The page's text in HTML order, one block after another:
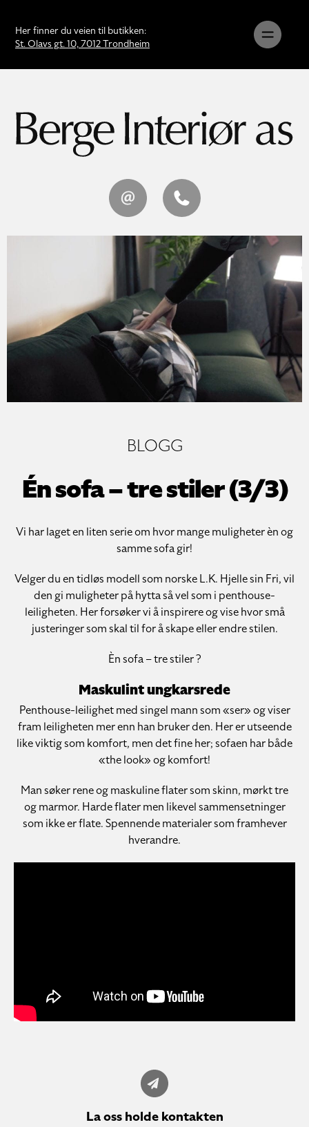
Her finner du veien til butikken:
St. Olavs gt. 10, 7012 Trondheim
BLOGG
Én sofa – tre stiler (3/3)
Vi har laget en liten serie om hvor mange muligheter èn og
samme sofa gir!
Velger du en tidløs modell som norske L.K. Hjelle sin Fri, vil
den gi muligheter på hytta så vel som i penthouse-
leiligheten. Her forsøker vi å inspirere og vise hvor små
justeringer som skal til for å skape eller endre stilen.
Èn sofa – tre stiler ?
Maskulint ungkarsrede
Penthouse-leilighet med singel mann som «ser» og viser
fram leiligheten mer enn han bruker den. Her er utseende
like viktig som komfort, men det fine her; sofaen har både
«the look» og komfort!
Man søker rene og maskuline flater som skinn, mørkt tre
og marmor. Harde flater men likevel sammensetninger
som ikke er flate. Spennende materialer som framhever
hverandre.
La oss holde kontakten